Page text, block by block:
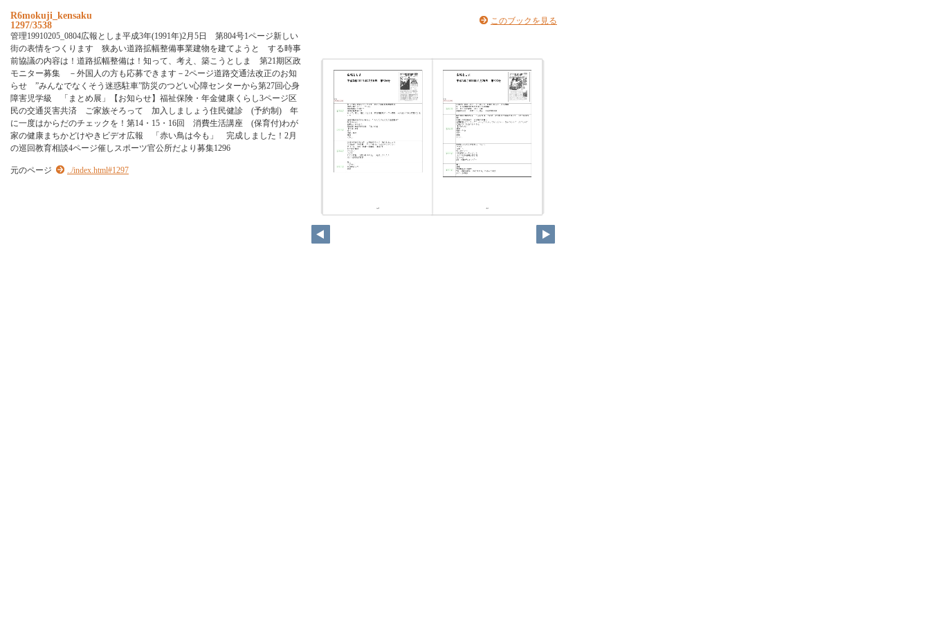
R6mokuji_kensaku
1297/3538
管理19910205_0804広報としま平成3年(1991年)2月5日 第804号1ページ新しい
街の表情をつくります 狭あい道路拡幅整備事業建物を建てようと する時事
前協議の内容は！道路拡幅整備は！知って、考え、築こうとしま 第21期区政
モニター募集 －外国人の方も応募できます－2ページ道路交通法改正のお知
らせ ”みんなでなくそう迷惑駐車”防災のつどい心障センターから第27回心身
障害児学級 「まとめ展」【お知らせ】福祉保険・年金健康くらし3ページ区
民の交通災害共済 ご家族そろって 加入しましょう住民健診 (予約制) 年
に一度はからだのチェックを！第14・15・16回 消費生活講座 (保育付)わが
家の健康まちかどけやきビデオ広報 「赤い鳥は今も」 完成しました！2月
の巡回教育相談4ページ催しスポーツ官公所だより募集1296
元のページ ../index.html#1297
このブックを見る